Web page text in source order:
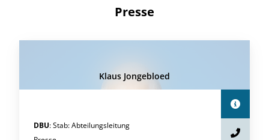
Presse
Klaus Jongebloed
DBU:Stab:Abteilungsleitung